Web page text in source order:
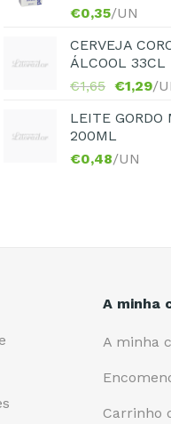
€0,35/UN
CERVEJA
ÁLCOOL 33CL
€1,65 €1,29/
LEITE GORDO
200ML
€0,48/UN
A minha
A minha
Carrinho